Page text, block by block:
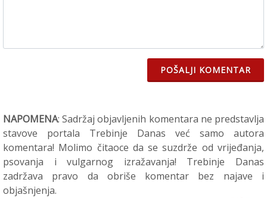
POŠALJI KOMENTAR
NAPOMENA: Sadržaj objavljenih komentara ne predstavlja
stavove portala Trebinje Danas već samo autora
komentara! Molimo čitaoce da se suzdrže od vrijeđanja,
psovanja i vulgarnog izražavanja! Trebinje Danas
zadržava pravo da obriše komentar bez najave i
objašnjenja.